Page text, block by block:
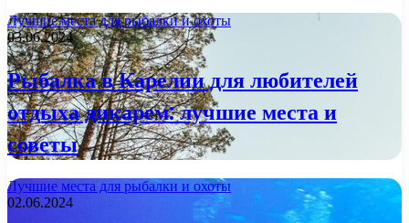
Лучшие места для рыбалки и охоты
03.06.2024
Рыбалка в Карелии для любителей
отдыха дикарем: лучшие места и
советы
Лучшие места для рыбалки и охоты
02.06.2024